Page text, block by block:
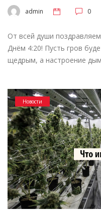
admin 0
От всей души
Днём 4:20! Пусть гров
щедрым, а настроение
Новости